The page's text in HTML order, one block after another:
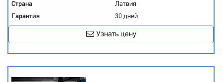
Страна
Латвия
Гарантия
30 дней
Узнать цену